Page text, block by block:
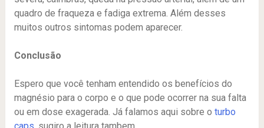
quadro de fraqueza e fadiga extrema. Além desses
muitos outros sintomas podem aparecer.
Conclusão
Espero que você tenham entendido os benefícios do
magnésio para o corpo e o que pode ocorrer na sua falta
ou em dose exagerada. Já falamos aqui sobre o turbo
caps , sugiro a leitura tambem